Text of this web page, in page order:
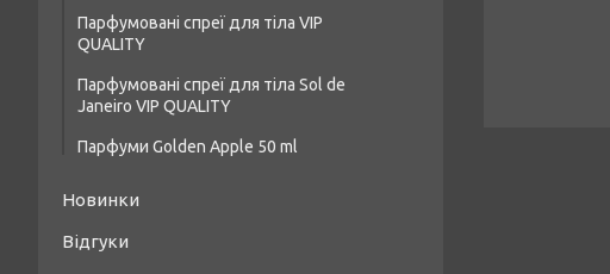
Засоби для догляду за шкірою рук
Чоловічі парфуми Golden Apple 60 ml
Парфумовані спреї для тіла VIP
QUALITY
Парфумовані спреї для тіла Sol de
Janeiro VIP QUALITY
Парфуми Golden Apple 50 ml
Новинки
Відгуки